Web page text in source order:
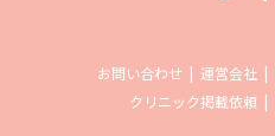
お問い合わせ 運営会社
クリニック掲載依頼